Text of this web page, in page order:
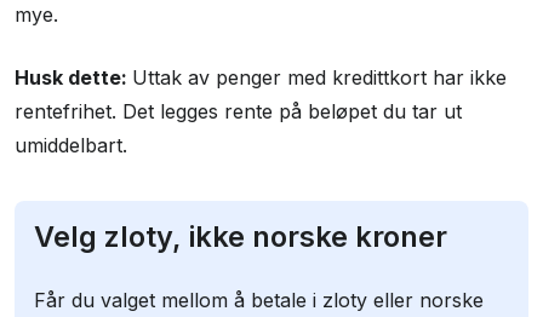
mye.
Husk dette: Uttak av penger med kredittkort har ikke
rentefrihet. Det legges rente på beløpet du tar ut
umiddelbart.
Velg zloty, ikke norske kroner
Får du valget mellom å betale i zloty eller norske